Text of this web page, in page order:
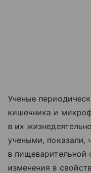
Ученые
кишечника и
в их
учеными, показали,
в пищеварительной
изменения в